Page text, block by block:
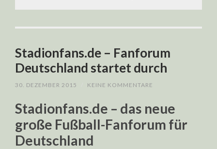
Stadionfans.de – Fanforum
Deutschland startet durch
30. DEZEMBER 2015 KEINE KOMMENTARE
Stadionfans.de – das neue
große Fußball-Fanforum für
Deutschland